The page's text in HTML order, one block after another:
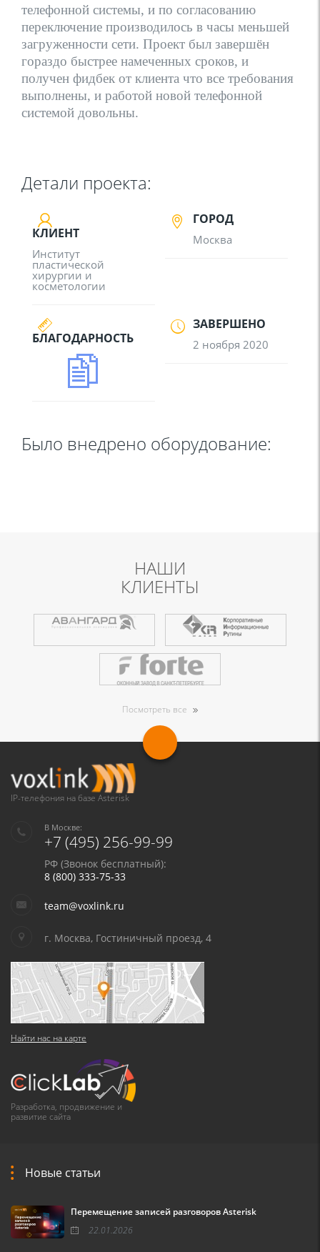
телефонной системы, и по согласованию
переключение производилось в часы меньшей
загруженности сети. Проект был завершён
гораздо быстрее намеченных сроков, и
получен фидбек от клиента что все требования
выполнены, и работой новой телефонной
системой довольны.
Детали проекта:
КЛИЕНТ
Институт
пластической
хирургии и
косметологии
ГОРОД
Москва
БЛАГОДАРНОСТЬ
ЗАВЕРШЕНО
2 ноября 2020
Было внедрено оборудование:
НАШИ
КЛИЕНТЫ
Посмотреть все
IP-телефония на базе Asterisk
В Москве:
+7 (495) 256-99-99
РФ (Звонок бесплатный):
8 (800) 333-75-33
team@voxlink.ru
г. Москва, Гостиничный проезд, 4
Найти нас на карте
Разработка, продвижение и
развитие сайта
Новые статьи
Перемещение записей разговоров Asterisk
22.01.2026